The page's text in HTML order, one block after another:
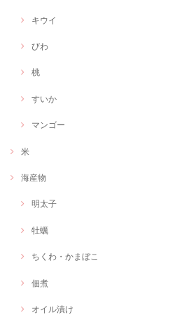
キウイ
びわ
桃
すいか
マンゴー
米
海産物
明太子
牡蠣
ちくわ・かまぼこ
佃煮
オイル漬け